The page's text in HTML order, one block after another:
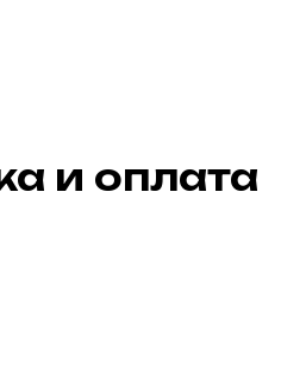
и оплата